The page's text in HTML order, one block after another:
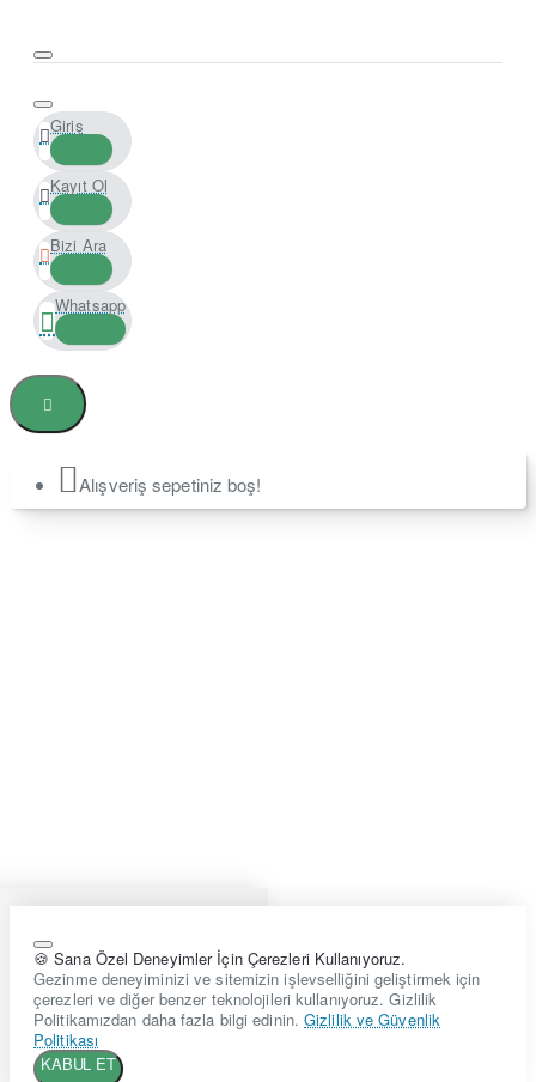
Giriş
Kayıt Ol
Bizi Ara
Whatsapp
Alışveriş sepetiniz boş!
🍪 Sana Özel Deneyimler İçin Çerezleri Kullanıyoruz.
Gezinme deneyiminizi ve sitemizin işlevselliğini geliştirmek için
çerezleri ve diğer benzer teknolojileri kullanıyoruz. Gizlilik
Politikamızdan daha fazla bilgi edinin.Gizlilik ve Güvenlik
Politikası
KABUL ET